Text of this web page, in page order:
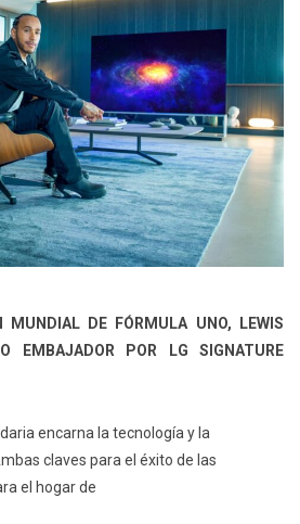
MUNDIAL DE FÓRMULA UNO, LEWIS
EMBAJADOR POR LG SIGNATURE
encarna la tecnología y la
claves para el éxito de las
el hogar de